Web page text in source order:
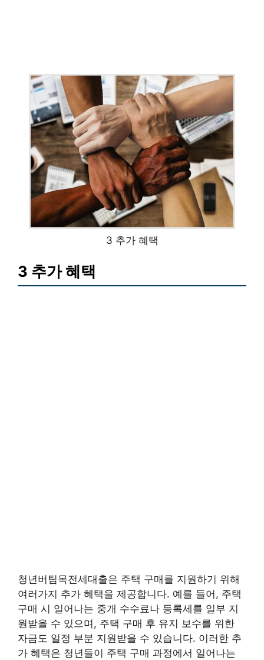
3 추가 혜택
3 추가 혜택
청년버팀목전세대출은 주택 구매를 지원하기 위해
여러가지 추가 혜택을 제공합니다. 예를 들어, 주택
구매 시 일어나는 중개 수수료나 등록세를 일부 지
원받을 수 있으며, 주택 구매 후 유지 보수를 위한
자금도 일정 부분 지원받을 수 있습니다. 이러한 추
가 혜택은 청년들이 주택 구매 과정에서 일어나는